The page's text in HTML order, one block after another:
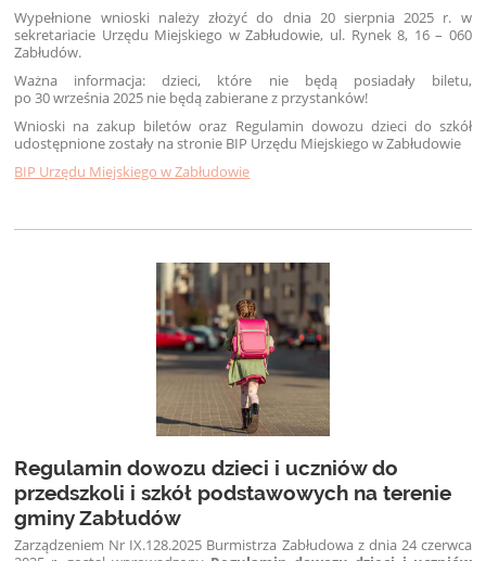
Wypełnione wnioski należy złożyć do dnia 20 sierpnia 2025 r. w
sekretariacie Urzędu Miejskiego w Zabłudowie, ul. Rynek 8, 16 – 060
Zabłudów.
Ważna informacja: dzieci, które nie będą posiadały biletu,
po 30 września 2025 nie będą zabierane z przystanków!
Wnioski na zakup biletów oraz Regulamin dowozu dzieci do szkół
udostępnione zostały na stronie BIP Urzędu Miejskiego w Zabłudowie
BIP Urzędu Miejskiego w Zabłudowie
Regulamin dowozu dzieci i uczniów do
przedszkoli i szkół podstawowych na terenie
gminy Zabłudów
Zarządzeniem Nr IX.128.2025 Burmistrza Zabłudowa z dnia 24 czerwca